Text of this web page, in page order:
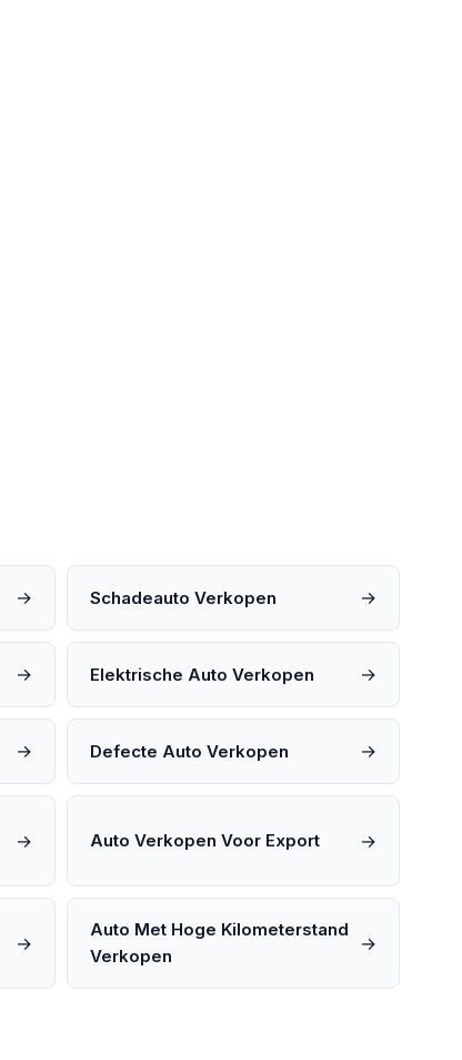
→ Schadeauto Verkopen →
→ Elektrische Auto Verkopen →
→ Defecte Auto Verkopen →
→ Auto Verkopen Voor Export →
→
Auto Met Hoge Kilometerstand
Verkopen
→